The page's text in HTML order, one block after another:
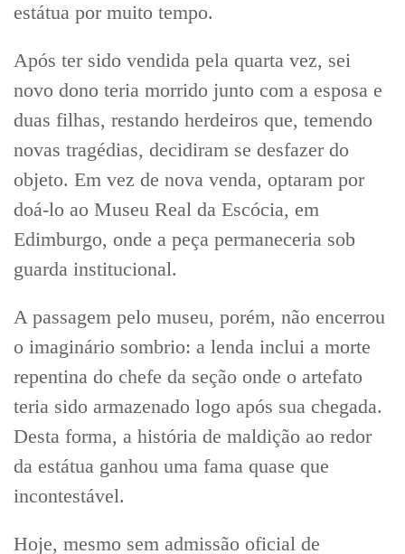
estátua por muito tempo.
Após ter sido vendida pela quarta vez, sei
novo dono teria morrido junto com a esposa e
duas filhas, restando herdeiros que, temendo
novas tragédias, decidiram se desfazer do
objeto. Em vez de nova venda, optaram por
doá-lo ao Museu Real da Escócia, em
Edimburgo, onde a peça permaneceria sob
guarda institucional.
A passagem pelo museu, porém, não encerrou
o imaginário sombrio: a lenda inclui a morte
repentina do chefe da seção onde o artefato
teria sido armazenado logo após sua chegada.
Desta forma, a história de maldição ao redor
da estátua ganhou uma fama quase que
incontestável.
Hoje, mesmo sem admissão oficial de